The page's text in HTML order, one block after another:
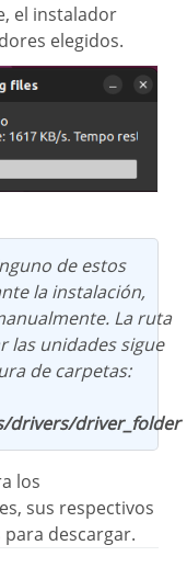
elegidos.
la instalación,
La ruta
las unidades sigue
de carpetas:
drivers/driver_folder
sus respectivos
descargar.